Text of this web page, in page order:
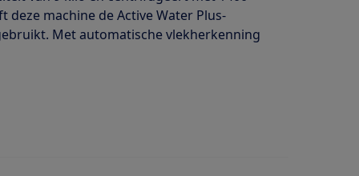
machine de Active Water Plus-
Met automatische vlekherkenning